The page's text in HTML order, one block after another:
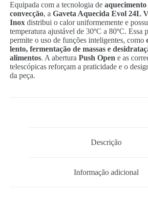
Equipada com a tecnologia de
convecção, a Gaveta Aquecida Evol 24L
Inox distribui o calor uniformemente e
temperatura ajustável de 30ºC a 80ºC. Essa
permite o uso de funções inteligentes, como
lento, fermentação de massas e
alimentos. A abertura Push Open e as
telescópicas reforçam a praticidade e o
da peça.
Descrição
Informação adicional